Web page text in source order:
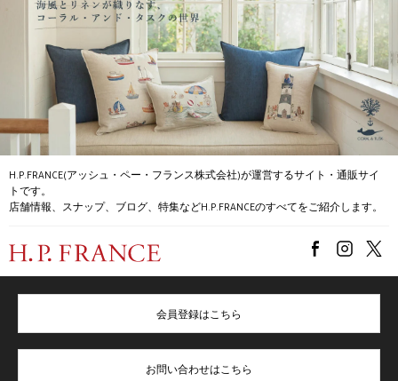
H.P.FRANCE(アッシュ・ペー・フランス株式会社)が運営するサイト・通販サイ
トです。
店舗情報、スナップ、ブログ、特集などH.P.FRANCEのすべてをご紹介します。
会員登録はこちら
お問い合わせはこちら